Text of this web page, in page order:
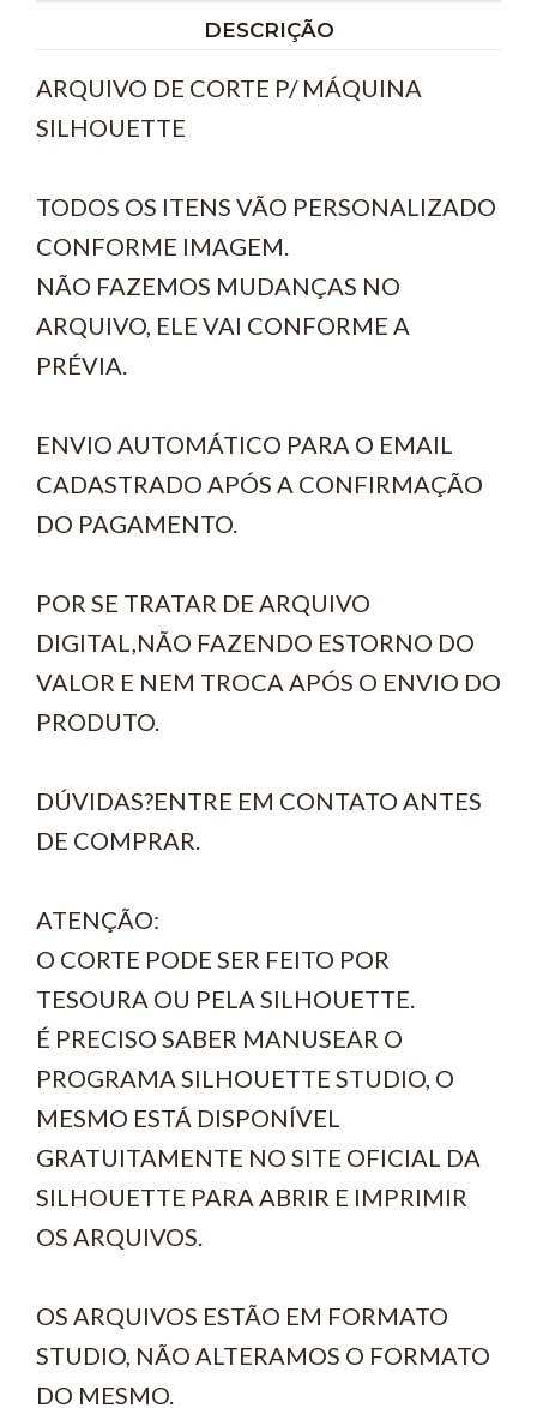
DESCRIÇÃO
ARQUIVO DE CORTE P/ MÁQUINA
SILHOUETTE
TODOS OS ITENS VÃO PERSONALIZADO
CONFORME IMAGEM.
NÃO FAZEMOS MUDANÇAS NO
ARQUIVO, ELE VAI CONFORME A
PRÉVIA.
ENVIO AUTOMÁTICO PARA O EMAIL
CADASTRADO APÓS A CONFIRMAÇÃO
DO PAGAMENTO.
POR SE TRATAR DE ARQUIVO
DIGITAL,NÃO FAZENDO ESTORNO DO
VALOR E NEM TROCA APÓS O ENVIO DO
PRODUTO.
DÚVIDAS?ENTRE EM CONTATO ANTES
DE COMPRAR.
ATENÇÃO:
O CORTE PODE SER FEITO POR
TESOURA OU PELA SILHOUETTE.
É PRECISO SABER MANUSEAR O
PROGRAMA SILHOUETTE STUDIO, O
MESMO ESTÁ DISPONÍVEL
GRATUITAMENTE NO SITE OFICIAL DA
SILHOUETTE PARA ABRIR E IMPRIMIR
OS ARQUIVOS.
OS ARQUIVOS ESTÃO EM FORMATO
STUDIO, NÃO ALTERAMOS O FORMATO
DO MESMO.